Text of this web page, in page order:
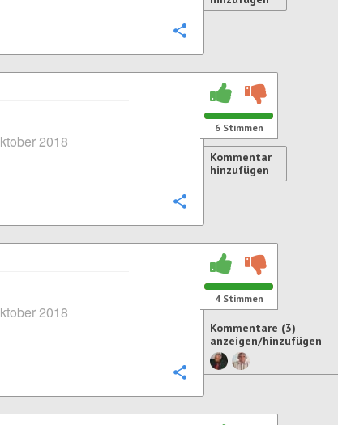
2018
6Stimmen
Kommentar
hinzufügen
2018
Konfigurieren
4Stimmen
Kommentare (3)
anzeigen/hinzufügen